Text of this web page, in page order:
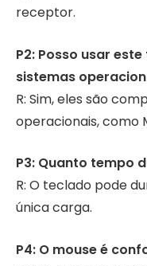
receptor.
P2: Posso usar
sistemas
R: Sim, eles são
operacionais, como
P3: Quanto tempo
R: O teclado pode
única carga.
P4: O mouse é